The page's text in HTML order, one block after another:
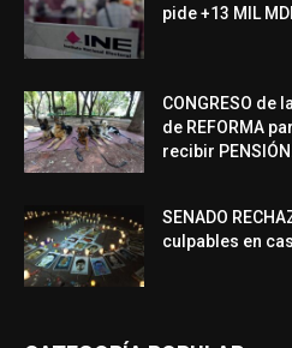
pide +13 MIL
CONGRESO de
de REFORMA
recibir
SENADO
culpables en